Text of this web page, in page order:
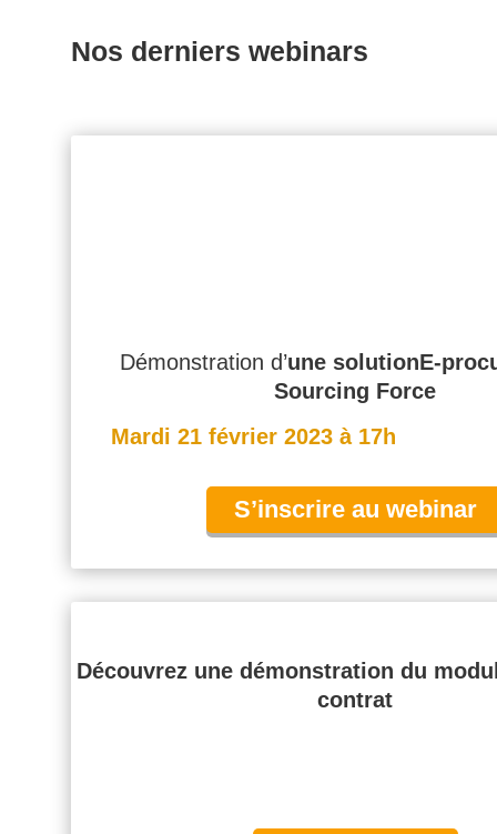
Nos derniers webinars
Démonstration d’une solutionE-
Sourcing Force
Mardi 21 février 2023 à 17h
S’inscrire au webinar
Découvrez une démonstration du
contrat